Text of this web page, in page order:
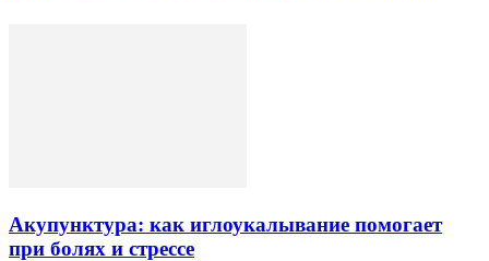
Акупунктура: как иглоукалывание помогает
при болях и стрессе